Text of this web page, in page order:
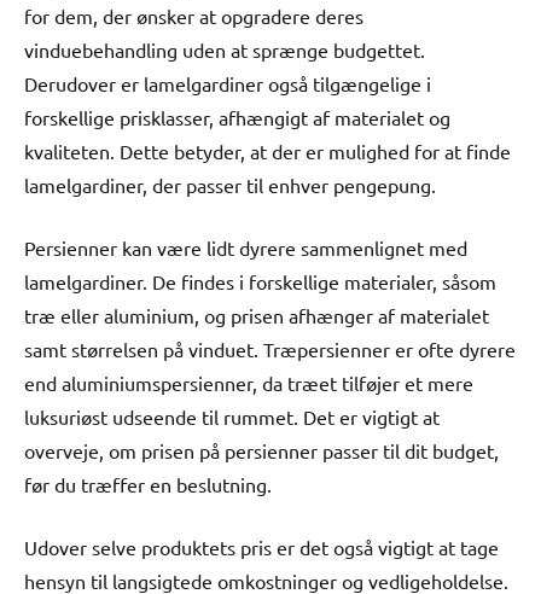
for dem, der ønsker at opgradere deres
vinduebehandling uden at sprænge budgettet.
Derudover er lamelgardiner også tilgængelige i
forskellige prisklasser, afhængigt af materialet og
kvaliteten. Dette betyder, at der er mulighed for at finde
lamelgardiner, der passer til enhver pengepung.
Persienner kan være lidt dyrere sammenlignet med
lamelgardiner. De findes i forskellige materialer, såsom
træ eller aluminium, og prisen afhænger af materialet
samt størrelsen på vinduet. Træpersienner er ofte dyrere
end aluminiumspersienner, da træet tilføjer et mere
luksuriøst udseende til rummet. Det er vigtigt at
overveje, om prisen på persienner passer til dit budget,
før du træffer en beslutning.
Udover selve produktets pris er det også vigtigt at tage
hensyn til langsigtede omkostninger og vedligeholdelse.